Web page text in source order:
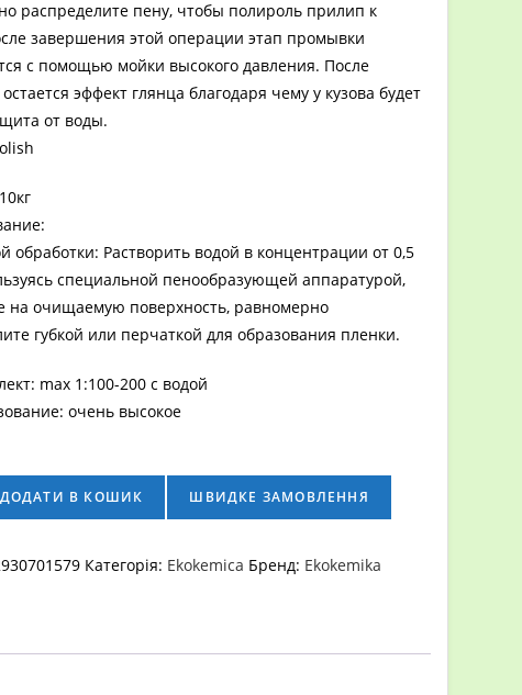
распределите пену, чтобы полироль прилип к
завершения этой операции этап промывки
с помощью мойки высокого давления. После
эффект глянца благодаря чему у кузова будет
от воды.
обработки: Растворить водой в концентрации от 0,5
специальной пенообразующей аппаратурой,
на очищаемую поверхность, равномерно
губкой или перчаткой для образования пленки.
max 1:100-200 с водой
очень высокое
ДОДАТИ В КОШИК ШВИДКЕ ЗАМОВЛЕННЯ
Категорія: Ekokemica Бренд: Ekokemika